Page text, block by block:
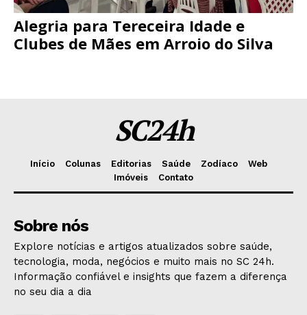
Alegria para Tereceira Idade e
Clubes de Mães em Arroio do Silva
SC24h
Início Colunas Editorias Saúde Zodíaco
Web
Imóveis
Contato
Sobre nós
Explore notícias e artigos atualizados sobre saúde,
tecnologia, moda, negócios e muito mais no SC 24h.
Informação confiável e insights que fazem a diferença
no seu dia a dia